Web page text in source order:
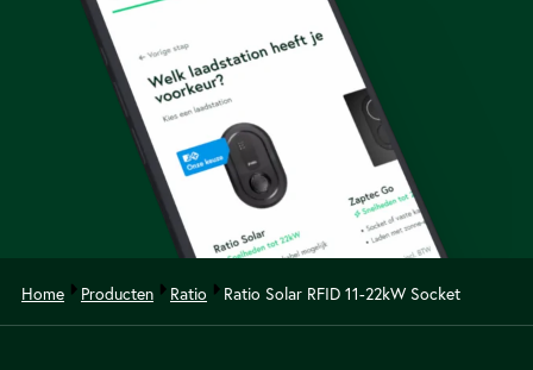
Home Producten Ratio Ratio Solar RFID 11-22kW Socket